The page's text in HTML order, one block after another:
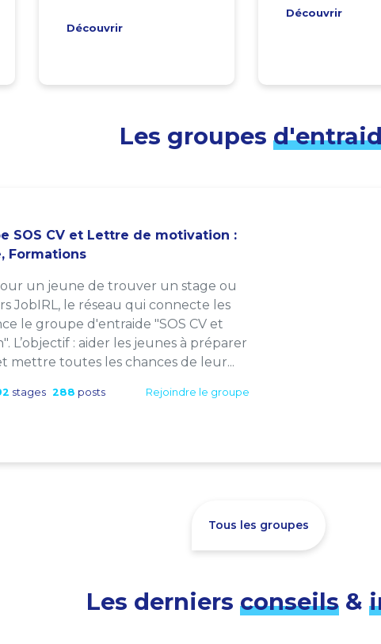
Découvrir
Découvrir
Les groupes
SOS CV et Lettre de motivation :
Formations
un jeune de trouver un stage ou
JobIRL, le réseau qui connecte les
le groupe d'entraide "SOS CV et
L’objectif : aider les jeunes à préparer
mettre toutes les chances de leur...
stages 288 posts Rejoindre le groupe
Tous les groupes
Les derniers conseils &